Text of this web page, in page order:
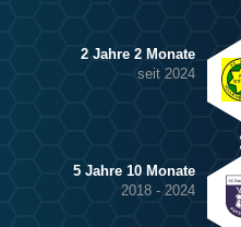
2 Jahre 2 Monate
seit 2024
5 Jahre 10 Monate
2018 - 2024